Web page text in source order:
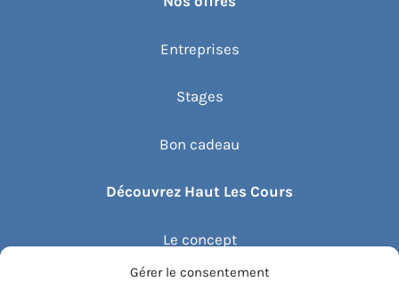
Gérer le consentement
Entreprises
Stages
Bon cadeau
Découvrez Haut Les Cours
Le concept